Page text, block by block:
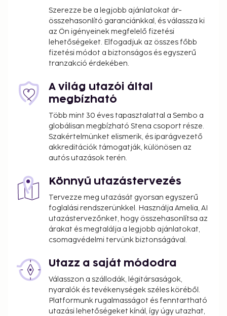
Szerezze be a legjobb ajánlatokat ár-
összehasonlító garanciánkkal, és válassza ki
az Ön igényeinek megfelelő fizetési
lehetőségeket. Elfogadjuk az összes főbb
fizetési módot a biztonságos és egyszerű
tranzakció érdekében.
A világ utazói által
megbízható
Több mint 30 éves tapasztalattal a Sembo a
globálisan megbízható Stena csoport része.
Szakértelmünket elismerik, és iparágvezető
akkreditációk támogatják, különösen az
autós utazások terén.
Könnyű utazástervezés
Tervezze meg utazását gyorsan egyszerű
foglalási rendszerünkkel. Használja Amelia, AI
utazástervezőnket, hogy összehasonlítsa az
árakat és megtalálja a legjobb ajánlatokat,
csomagvédelmi tervünk biztonságával.
Utazz a saját módodra
Válasszon a szállodák, légitársaságok,
nyaralók és tevékenységek széles köréből.
Platformunk rugalmasságot és fenntartható
utazási lehetőségeket kínál, így úgy utazhat,